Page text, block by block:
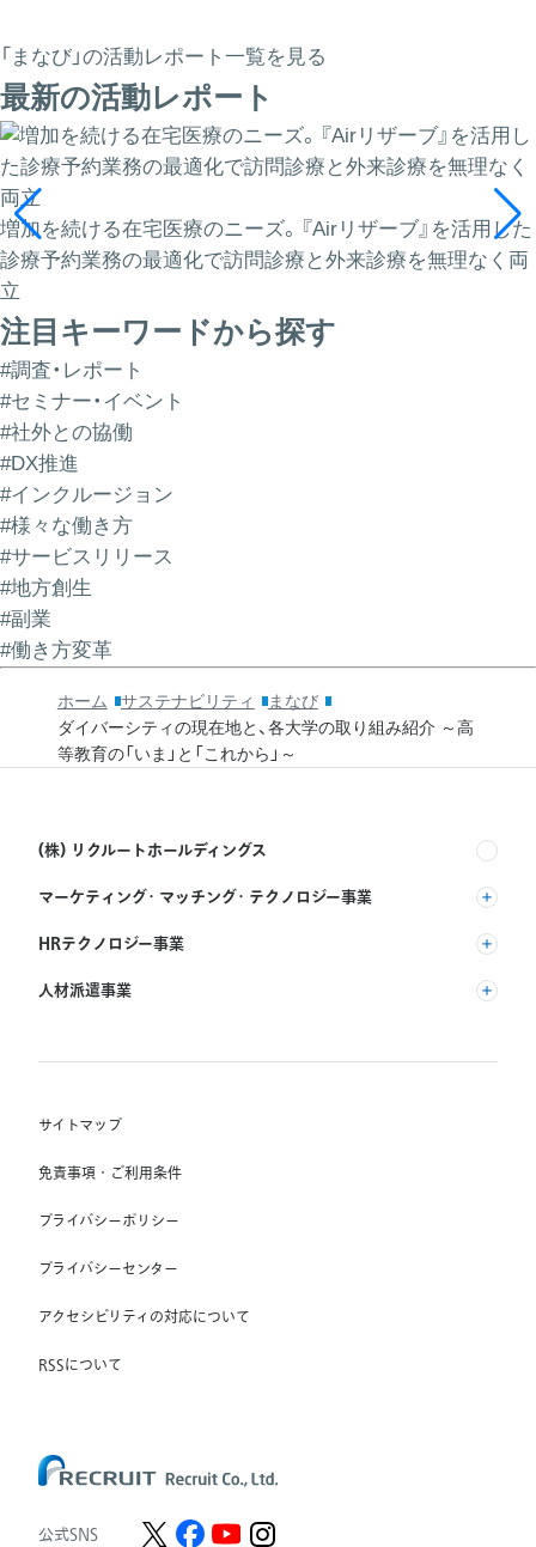
「まなび」の活動レポート一覧を見る
最新の活動レポート
増加を続ける在宅医療のニーズ。『Airリザーブ』を活用した
診療予約業務の最適化で訪問診療と外来診療を無理なく両
立
注目キーワードから探す
#調査・レポート
#セミナー・イベント
#社外との協働
#DX推進
#インクルージョン
#様々な働き方
#サービスリリース
#地方創生
#副業
#働き方変革
ホーム サステナビリティ
まなび
ダイバーシティの現在地と、各大学の取り組み紹介 ～高
等教育の「いま」と「これから」～
(株) リクルートホールディングス
マーケティング・マッチング・テクノロジー事業
(株) リクルート
HRテクノロジー事業
(株) インディードリクルートパートナーズ
Indeed, Inc.
人材派遣事業
(株) スタッフサービス・ホールディングス
Unique NV
Staffmark Group, LLC
The CSI Companies, Inc.
公式SNS
サイトマップ
免責事項・ご利用条件
プライバシーポリシー
プライバシーセンター
アクセシビリティの対応について
RSSについて